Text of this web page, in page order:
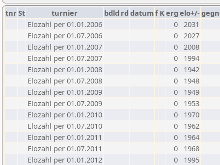
tnrSt turnier bdld rd datumf Kerg elo+/-
Elozahl per 01.01.2006
0 2031
Elozahl per 01.07.2006
0 2027
Elozahl per 01.01.2007
0 2008
Elozahl per 01.07.2007
0
1994
Elozahl per 01.01.2008
0
1942
Elozahl per 01.07.2008
0
1948
Elozahl per 01.01.2009
0
1949
Elozahl per 01.07.2009
0
1953
Elozahl per 01.01.2010
0
1970
Elozahl per 01.07.2010
0
1962
Elozahl per 01.01.2011
0
1964
Elozahl per 01.07.2011
0
1968
Elozahl per 01.01.2012
0
1995